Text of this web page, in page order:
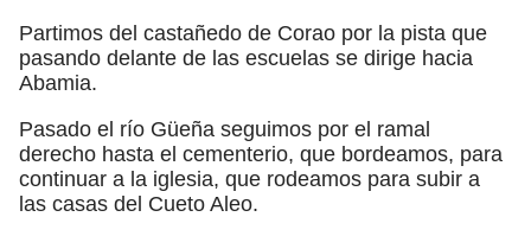
Partimos del castañedo de Corao por la pista que
pasando delante de las escuelas se dirige hacia
Abamia.
Pasado el río Güeña seguimos por el ramal
derecho hasta el cementerio, que bordeamos, para
continuar a la iglesia, que rodeamos para subir a
las casas del Cueto Aleo.